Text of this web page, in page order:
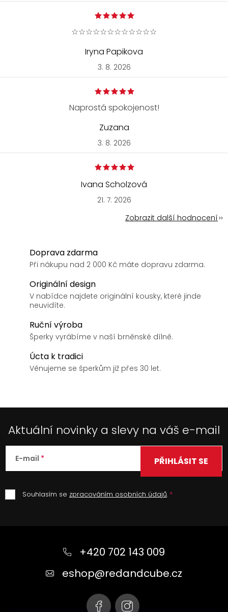
☆☆☆☆☆☆☆☆☆☆☆☆
Iryna Papikova
3. 8. 2026
Naprostá spokojenost!
Zuzana
3. 8. 2026
Ivana Scholzová
21. 7. 2026
Zobrazit další hodnocení
Doprava zdarma
Při nákupu nad 2 000 Kč máte dopravu zdarma.
Originální design
V nabídce najdete originální kousky, které jinde
neuvidíte.
Ruční výroba
Šperky vyrábíme v naší brněnské dílně.
Úcta k tradici
Věnujeme se šperkům již přes 30 let.
Aktuální novinky a slevy na váš e-mail
E-mail
Souhlasím se zpracováním osobních údajů.
PŘIHLÁSIT SE
+420 702 143 009
eshop@redandcube.cz